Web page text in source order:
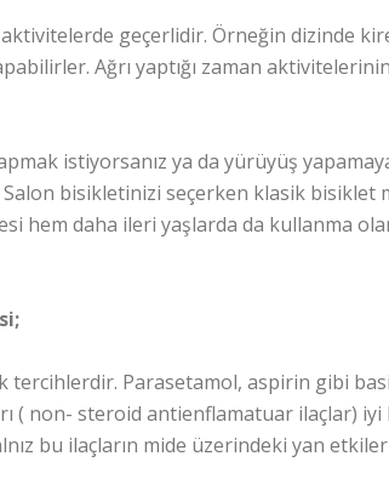
geçerlidir. Örneğin dizinde
Ağrı yaptığı zaman
istiyorsanız ya da yürüyüş
bisikletinizi seçerken klasik bisiklet
hem daha ileri yaşlarda da kullanma
tercihlerdir. Parasetamol, aspirin gibi
( non- steroid antienflamatuar ilaçlar)
bu ilaçların mide üzerindeki yan